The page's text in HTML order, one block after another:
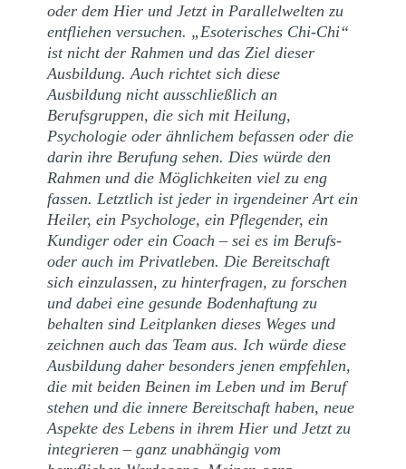
oder dem Hier und Jetzt in Parallelwelten zu
entfliehen versuchen. „Esoterisches Chi-Chi“
ist nicht der Rahmen und das Ziel dieser
Ausbildung. Auch richtet sich diese
Ausbildung nicht ausschließlich an
Berufsgruppen, die sich mit Heilung,
Psychologie oder ähnlichem befassen oder die
darin ihre Berufung sehen. Dies würde den
Rahmen und die Möglichkeiten viel zu eng
fassen. Letztlich ist jeder in irgendeiner Art ein
Heiler, ein Psychologe, ein Pflegender, ein
Kundiger oder ein Coach – sei es im Berufs-
oder auch im Privatleben. Die Bereitschaft
sich einzulassen, zu hinterfragen, zu forschen
und dabei eine gesunde Bodenhaftung zu
behalten sind Leitplanken dieses Weges und
zeichnen auch das Team aus. Ich würde diese
Ausbildung daher besonders jenen empfehlen,
die mit beiden Beinen im Leben und im Beruf
stehen und die innere Bereitschaft haben, neue
Aspekte des Lebens in ihrem Hier und Jetzt zu
integrieren – ganz unabhängig vom